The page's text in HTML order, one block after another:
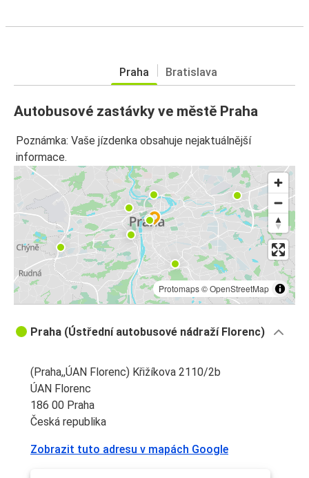
Praha Bratislava
Autobusové zastávky ve městě Praha
Poznámka: Vaše jízdenka obsahuje nejaktuálnější
informace.
Protomaps©OpenStreetMap
Praha (Ústřední autobusové nádraží Florenc)
(Praha,,ÚAN Florenc) Křižíkova 2110/2b
ÚAN Florenc
186 00 Praha
Česká republika
Zobrazit tuto adresu v mapách Google